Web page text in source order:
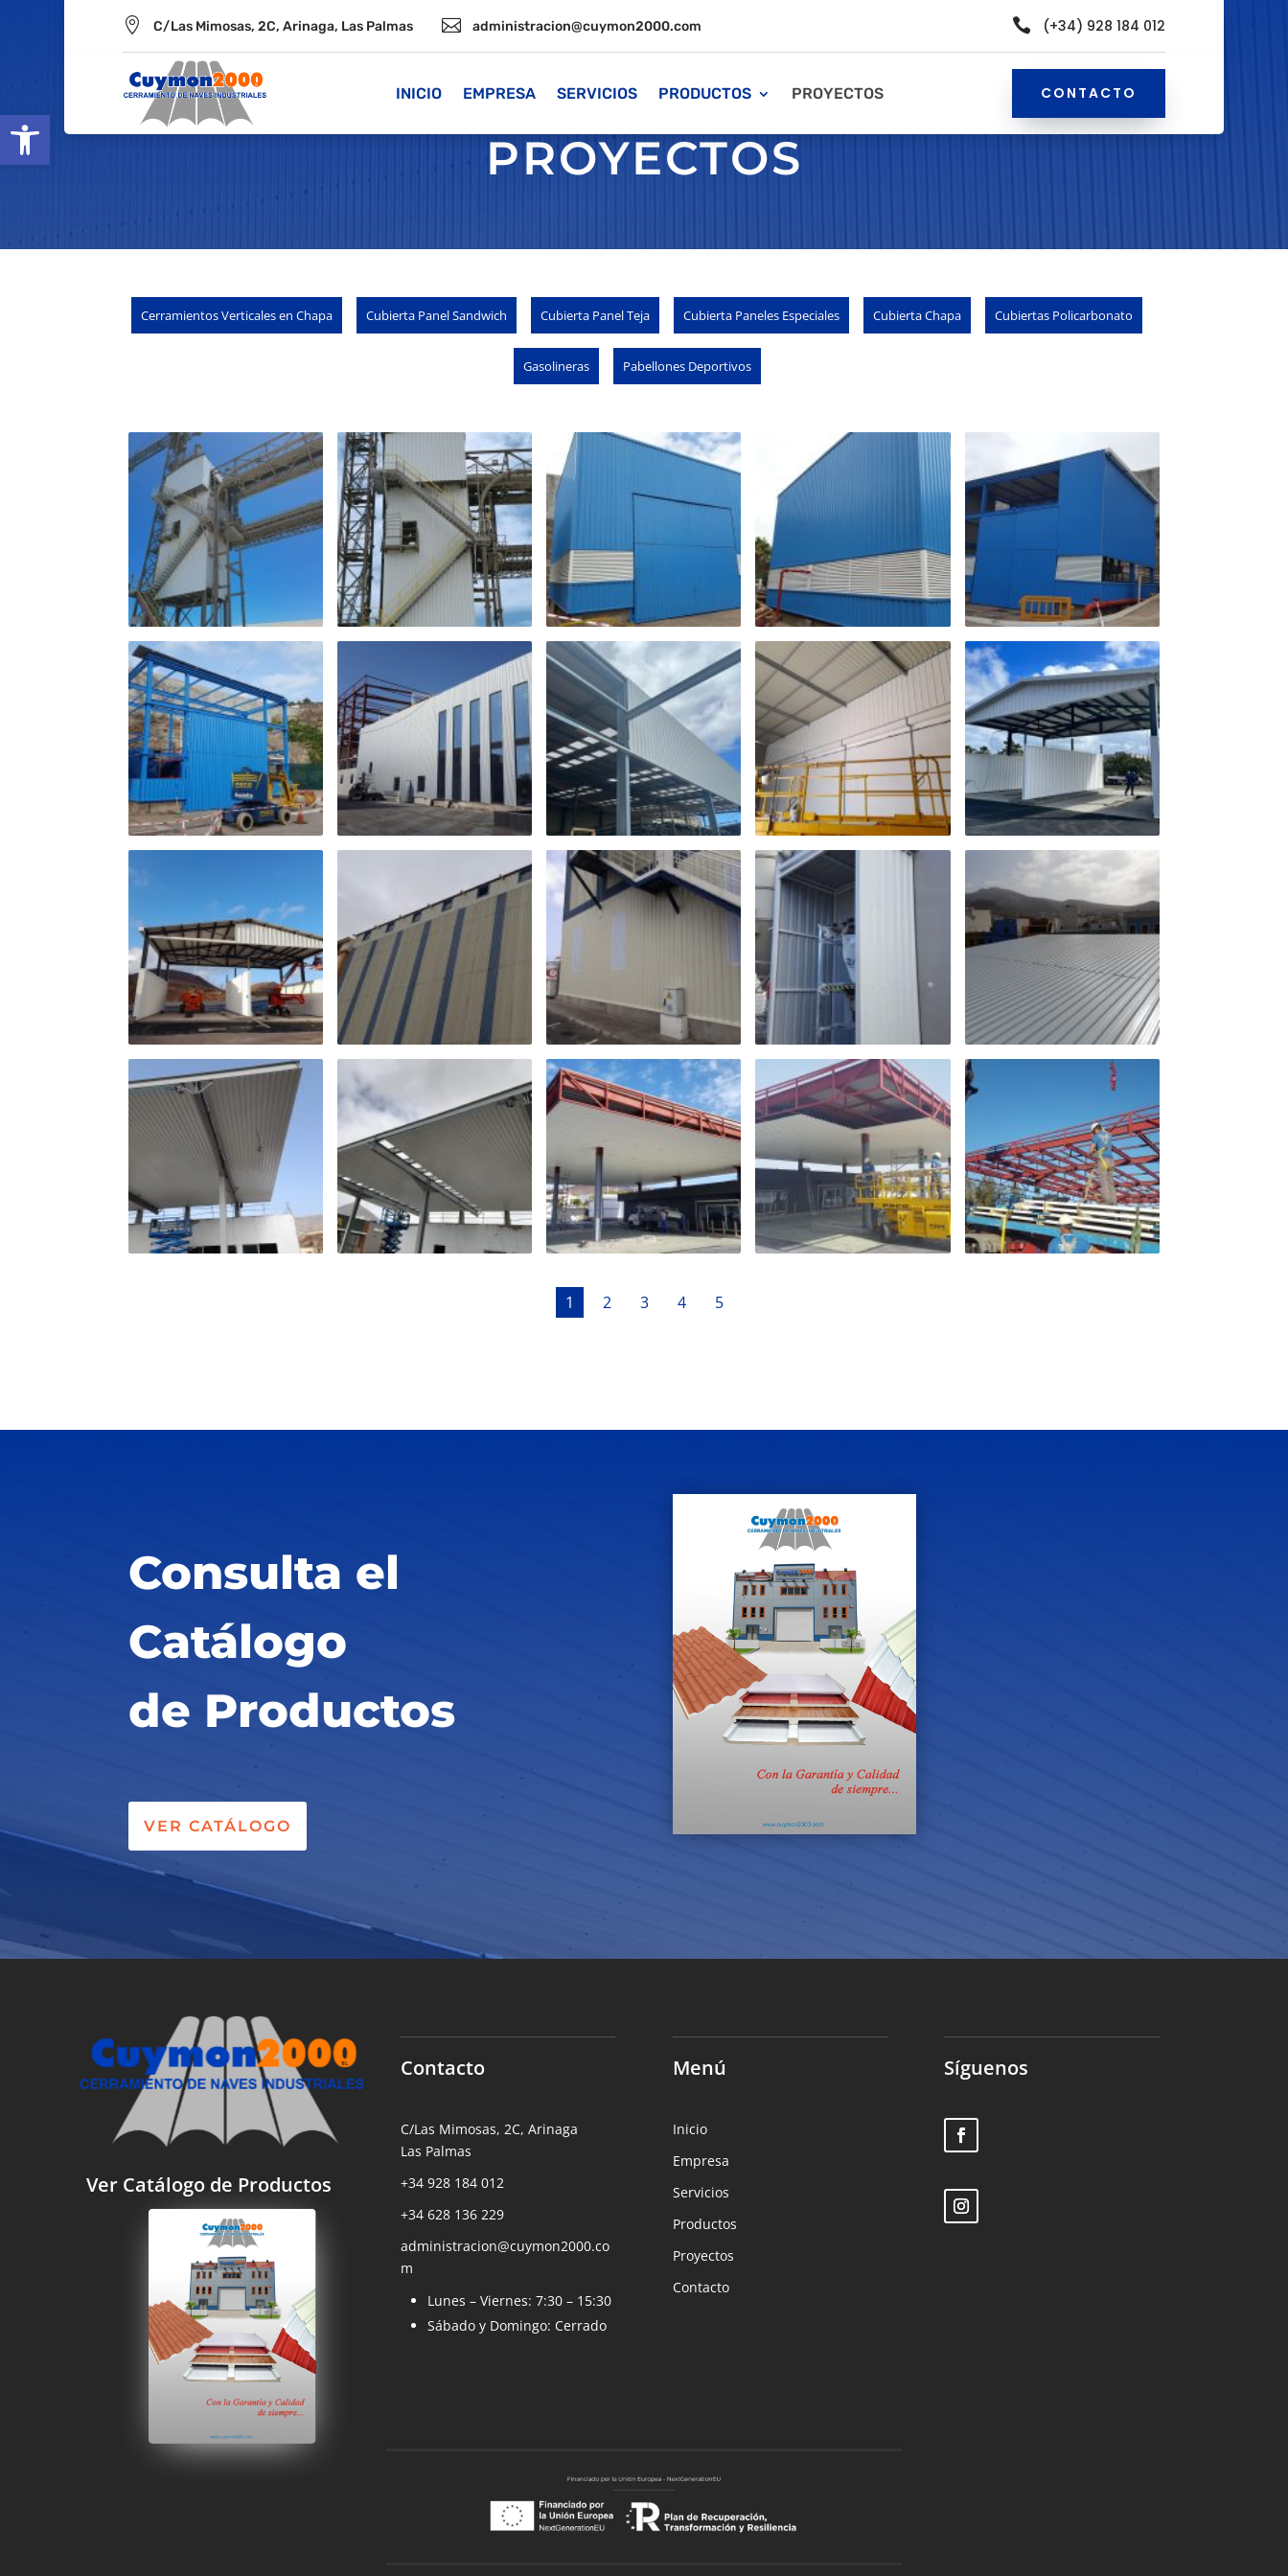
Abrir barra de herramientas
 C/Las Mimosas, 2C, Arinaga, Las Palmas  administracion@cuymon2000.com  (+34) 928 184 012
INICIO EMPRESA SERVICIOS PRODUCTOS PROYECTOS CONTACTO
PROYECTOS
Cerramientos Verticales en Chapa Cubierta Panel Sandwich Cubierta Panel Teja Cubierta Paneles Especiales Cubierta Chapa Cubiertas Policarbonato
Gasolineras Pabellones Deportivos
1 2 3 4 5
Consulta el
Catálogo
de Productos
VER CATÁLOGO
Ver Catálogo de Productos
Contacto
C/Las Mimosas, 2C, Arinaga
Las Palmas
+34 928 184 012
+34 628 136 229
administracion@cuymon2000.co
m
Lunes – Viernes: 7:30 – 15:30
Sábado y Domingo: Cerrado
Menú
Inicio
Empresa
Servicios
Productos
Proyectos
Contacto
Síguenos